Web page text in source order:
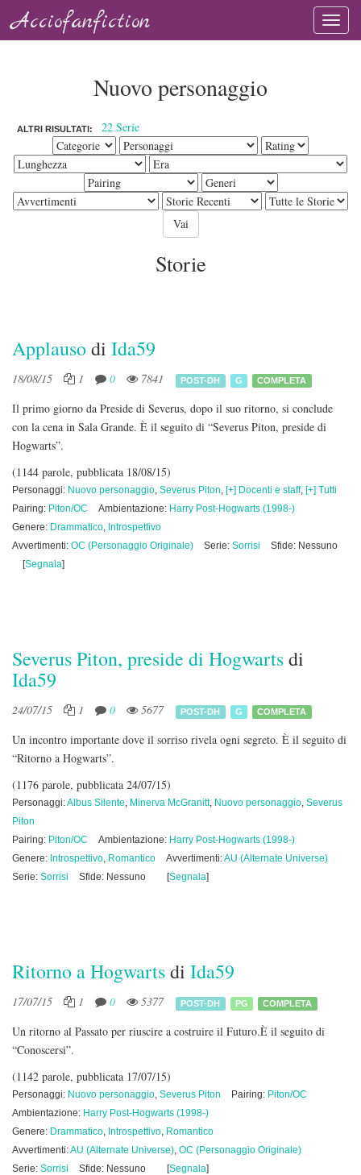
Acciofanfiction
Nuovo personaggio
ALTRI RISULTATI: 22 Serie
Storie
Applausodi Ida59
18/08/15 1 0 7841 POST-DH G COMPLETA
Il primo giorno da Preside di Severus, dopo il suo ritorno, si conclude
con la cena in Sala Grande. È il seguito di “Severus Piton, preside di
Hogwarts”.
(1144 parole, pubblicata 18/08/15)
Personaggi: Nuovo personaggio, Severus Piton, [+] Docenti e staff, [+] Tutti
Pairing: Piton/OC Ambientazione: Harry Post-Hogwarts (1998-)
Genere: Drammatico, Introspettivo
Avvertimenti: OC (Personaggio Originale) Serie: Sorrisi
Sfide: Nessuno
[Segnala]
Severus Piton, preside di Hogwartsdi
Ida59
24/07/15 1 0 5677 POST-DH G COMPLETA
Un incontro importante dove il sorriso rivela ogni segreto. È il seguito di
“Ritorno a Hogwarts”.
(1176 parole, pubblicata 24/07/15)
Personaggi:Albus Silente, Minerva McGranitt, Nuovo personaggio, Severus
Piton
Pairing: Piton/OC Ambientazione: Harry Post-Hogwarts (1998-)
Genere: Introspettivo, Romantico Avvertimenti:AU (Alternate Universe)
Serie: Sorrisi Sfide: Nessuno [Segnala]
Ritorno a Hogwartsdi Ida59
17/07/15 1 0 5377 POST-DH PG COMPLETA
Un ritorno al Passato per riuscire a costruire il Futuro.È il seguito di
“Conoscersi”.
(1142 parole, pubblicata 17/07/15)
Personaggi: Nuovo personaggio, Severus Piton Pairing: Piton/OC
Ambientazione: Harry Post-Hogwarts (1998-)
Genere: Drammatico, Introspettivo, Romantico
Avvertimenti:AU (Alternate Universe), OC (Personaggio Originale)
Serie: Sorrisi Sfide: Nessuno [Segnala]